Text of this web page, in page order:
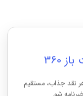
360
نقد جذاب، مستقیم
شو.